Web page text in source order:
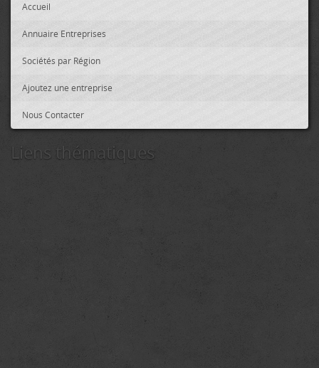
Accueil
Annuaire Entreprises
Sociétés par Région
Ajoutez une entreprise
Nous Contacter
Liens thématiques